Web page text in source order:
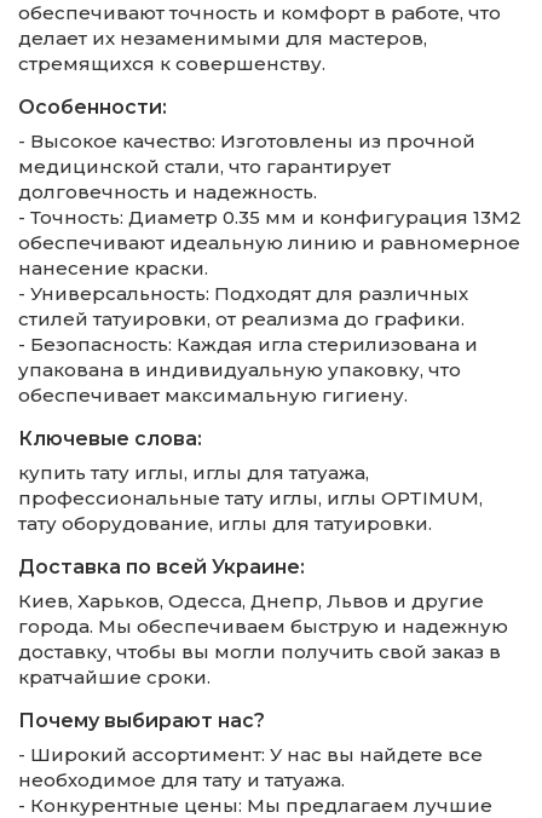
обеспечивают точность и комфорт в работе, что
делает их незаменимыми для мастеров,
стремящихся к совершенству.
Особенности:
- Высокое качество: Изготовлены из прочной
медицинской стали, что гарантирует
долговечность и надежность.
- Точность: Диаметр 0.35 мм и конфигурация 13M2
обеспечивают идеальную линию и равномерное
нанесение краски.
- Универсальность: Подходят для различных
стилей татуировки, от реализма до графики.
- Безопасность: Каждая игла стерилизована и
упакована в индивидуальную упаковку, что
обеспечивает максимальную гигиену.
Ключевые слова:
купить тату иглы, иглы для татуажа,
профессиональные тату иглы, иглы OPTIMUM,
тату оборудование, иглы для татуировки.
Доставка по всей Украине:
Киев, Харьков, Одесса, Днепр, Львов и другие
города. Мы обеспечиваем быструю и надежную
доставку, чтобы вы могли получить свой заказ в
кратчайшие сроки.
Почему выбирают нас?
- Широкий ассортимент: У нас вы найдете все
необходимое для тату и татуажа.
- Конкурентные цены: Мы предлагаем лучшие